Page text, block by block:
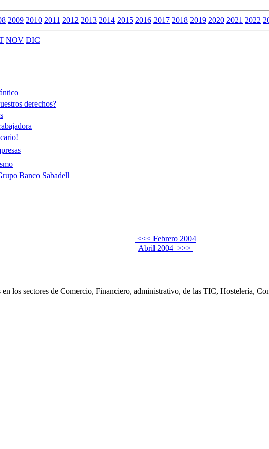
2009 2010 2011 2012 2013 2014 2015 2016 2017 2018 2019 2020 2021 2022
NOV DIC
derechos?
Banco Sabadell
<<< Febrero 2004
Abril 2004 >>>
los sectores de Comercio, Financiero, administrativo, de las TIC, Hostelería,